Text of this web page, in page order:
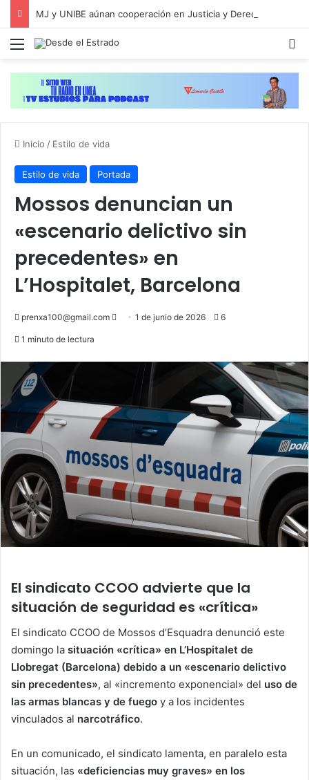
Menú
Inicio / Estilo de vida
Estilo de vida Portada
Mossos denuncian un
«escenario delictivo sin
precedentes» en
L’Hospitalet, Barcelona
prenxa100@gmail.com
Send1 de junio de 2026 6
1 minuto de lectura
El sindicato CCOO advierte que la
situación de seguridad es «crítica»
El sindicato CCOO de Mossos d’Esquadra denunció este
domingo la situación «crítica» en L’Hospitalet de
Llobregat (Barcelona) debido a un «escenario delictivo
sin precedentes», al «incremento exponencial» del uso de
las armas blancas y de fuego y a los incidentes
vinculados al narcotráfico.
En un comunicado, el sindicato lamenta, en paralelo esta
situación, las «deficiencias muy graves» en los